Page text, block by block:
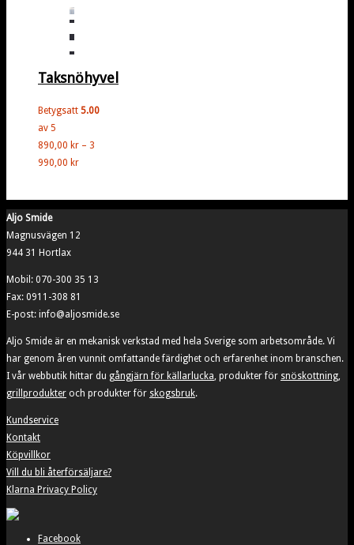
här
har
varianter.
De
alternativen
väljas
på
Taksnöhyvel
Betygsatt 5.00
av 5
890,00 kr – 3
990,00 krPrisintervall:
990,00 kr
Aljo Smide
Magnusvägen 12
944 31 Hortlax
Mobil: 070-300 35 13
Fax: 0911-308 81
E-post: info@aljosmide.se
Aljo Smide är en mekanisk verkstad med hela Sverige som arbetsområde. Vi
har genom åren vunnit omfattande färdighet och erfarenhet inom branschen.
I vår webbutik hittar du gångjärn för källarlucka, produkter för snöskottning,
grillprodukter och produkter för skogsbruk.
Kundservice
Kontakt
Köpvillkor
Vill du bli återförsäljare?
Klarna Privacy Policy
Facebook